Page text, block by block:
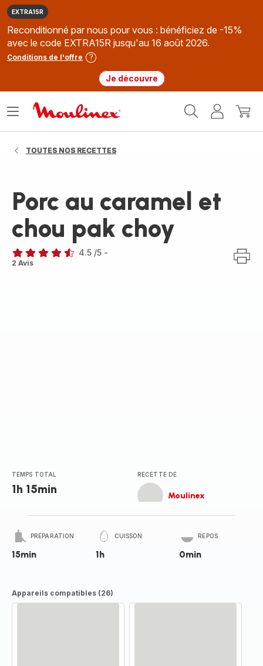
EXTRA15R
Reconditionné par nous pour vous : bénéficiez de -15%
avec le code EXTRA15R jusqu'au 16 août 2026.
Conditions de l'offre
Je découvre
MonMon
Ouvrir
TOUTES NOS RECETTES
Porc au caramel et
chou pak choy
ratings.4.5
4.5 /5 -
2 Avis
TEMPS TOTAL
1h 15min
RECETTE DE
Moulinex
PRÉPARATION
15min
CUISSON
1h
REPOS
0min
Appareils compatibles (26)